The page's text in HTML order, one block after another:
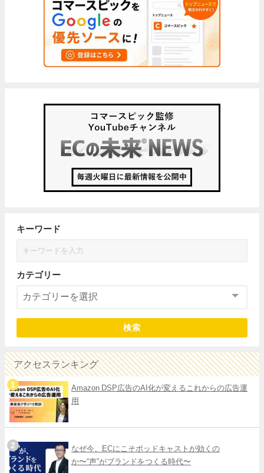
キーワード
カテゴリー
検索
アクセスランキング
Amazon DSP広告のAI化が変えるこれからの広告運
用
なぜ今、ECにこそポッドキャストが効くの
か〜“声”がブランドをつくる時代〜